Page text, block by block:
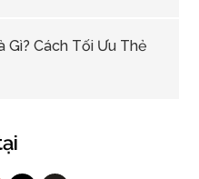
Gì? Cách Tối Ưu Thẻ